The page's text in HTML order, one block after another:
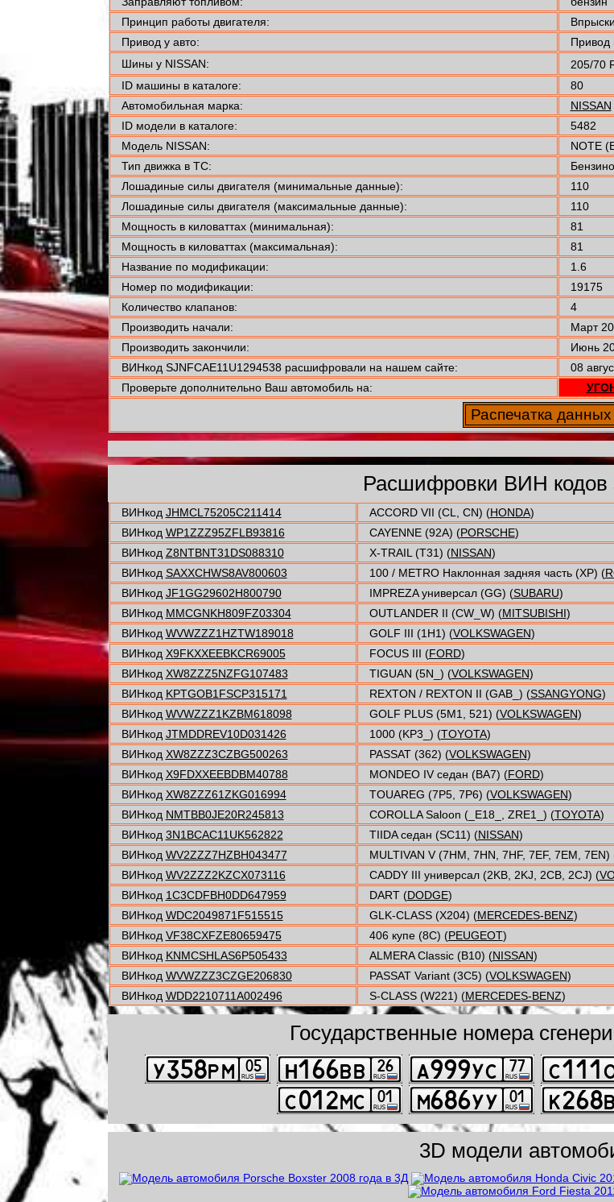
Принцип работы двигателя:
Привод у авто:
Привод
Шины у NISSAN:
205/70
ID машины в каталоге:
80
Автомобильная марка:
NISSAN
ID модели в каталоге:
5482
Модель NISSAN:
NOTE
Тип движка в ТС:
Лошадиные силы двигателя (минимальные данные):
110
Лошадиные силы двигателя (максимальные данные):
110
Мощность в киловаттах (минимальная):
81
Мощность в киловаттах (максимальная):
81
Название по модификации:
1.6
Номер по модификации:
19175
Количество клапанов:
4
Производить начали:
Март
Производить закончили:
Июнь
ВИНкод SJNFCAE11U1294538 расшифровали на нашем сайте:
08
Проверьте дополнительно Ваш автомобиль на:
Расшифровки ВИН кодов
ВИНкод JHMCL75205C211414 ACCORD VII (CL, CN) (HONDA)
ВИНкод WP1ZZZ95ZFLB93816 CAYENNE (92A) (PORSCHE)
ВИНкод Z8NTBNT31DS088310 X-TRAIL (T31) (NISSAN)
ВИНкод SAXXCHWS8AV800603 100 / METRO Наклонная задняя часть (XP) (
ВИНкод JF1GG29602H800790 IMPREZA универсал (GG) (SUBARU)
ВИНкод MMCGNKH809FZ03304 OUTLANDER II (CW_W) (MITSUBISHI)
ВИНкод WVWZZZ1HZTW189018 GOLF III (1H1) (VOLKSWAGEN)
ВИНкод X9FKXXEEBKCR69005 FOCUS III (FORD)
ВИНкод XW8ZZZ5NZFG107483 TIGUAN (5N_) (VOLKSWAGEN)
ВИНкод KPTGOB1FSCP315171 REXTON / REXTON II (GAB_) (SSANGYONG)
ВИНкод WVWZZZ1KZBM618098 GOLF PLUS (5M1, 521) (VOLKSWAGEN)
ВИНкод JTMDDREV10D031426 1000 (KP3_) (TOYOTA)
ВИНкод XW8ZZZ3CZBG500263 PASSAT (362) (VOLKSWAGEN)
ВИНкод X9FDXXEEBDBM40788 MONDEO IV седан (BA7) (FORD)
ВИНкод XW8ZZZ61ZKG016994 TOUAREG (7P5, 7P6) (VOLKSWAGEN)
ВИНкод NMTBB0JE20R245813 COROLLA Saloon (_E18_, ZRE1_) (TOYOTA)
ВИНкод 3N1BCAC11UK562822 TIIDA седан (SC11) (NISSAN)
ВИНкод WV2ZZZ7HZBH043477 MULTIVAN V (7HM, 7HN, 7HF, 7EF, 7EM, 7EN)
ВИНкод WV2ZZZ2KZCX073116 CADDY III универсал (2KB, 2KJ, 2CB, 2CJ) (
ВИНкод 1C3CDFBH0DD647959 DART (DODGE)
ВИНкод WDC2049871F515515 GLK-CLASS (X204) (MERCEDES-BENZ)
ВИНкод VF38CXFZE80659475 406 купе (8C) (PEUGEOT)
ВИНкод KNMCSHLAS6P505433 ALMERA Classic (B10) (NISSAN)
ВИНкод WVWZZZ3CZGE206830 PASSAT Variant (3C5) (VOLKSWAGEN)
ВИНкод WDD2210711A002496 S-CLASS (W221) (MERCEDES-BENZ)
Государственные номера
3D модели